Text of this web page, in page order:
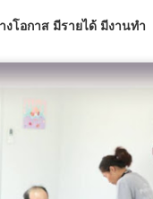
โอกาส มีรายได้ มีงานทำ
“มห
คุณธ
ชุม
ศน. ร่วมกับสำนั
สีสันแห่งศรัทธ
อดทุนวัฒนธรร